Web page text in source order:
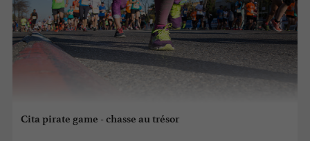
Cita pirate game - chasse au trésor